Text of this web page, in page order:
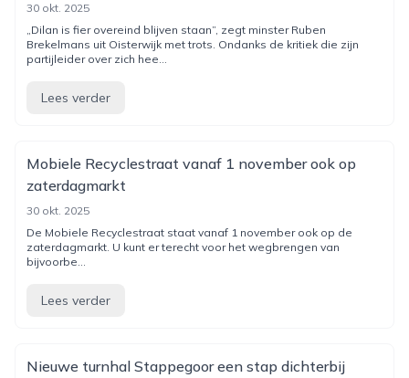
30 okt. 2025
„Dilan is fier overeind blijven staan”, zegt minster Ruben
Brekelmans uit Oisterwijk met trots. Ondanks de kritiek die zijn
partijleider over zich hee...
Lees verder
Mobiele Recyclestraat vanaf 1 november ook op
zaterdagmarkt
30 okt. 2025
De Mobiele Recyclestraat staat vanaf 1 november ook op de
zaterdagmarkt. U kunt er terecht voor het wegbrengen van
bijvoorbe...
Lees verder
Nieuwe turnhal Stappegoor een stap dichterbij